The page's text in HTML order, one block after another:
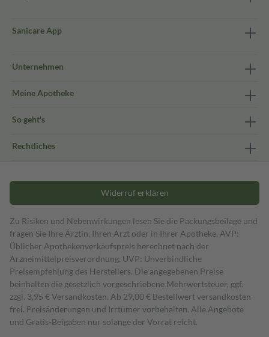
Sanicare App
Unternehmen
Meine Apotheke
So geht's
Rechtliches
Widerruf erklären
Zu Risiken und Nebenwirkungen lesen Sie die Packungsbeilage und
fragen Sie Ihre Ärztin, Ihren Arzt oder in Ihrer Apotheke. AVP:
Üblicher Apothekenverkaufspreis berechnet nach der
Arzneimittelpreisverordnung. UVP: Unverbindliche
Preisempfehlung des Herstellers. Die angegebenen Preise
beinhalten die gesetzlich vorgeschriebene Mehrwertsteuer, ggf.
zzgl. 3,95 € Versandkosten. Ab 29,00 € Bestell­wert versand­kosten­
frei. Preisänderungen und Irrtümer vorbehalten. Alle Angebote
und Gratis-Beigaben nur solange der Vorrat reicht.